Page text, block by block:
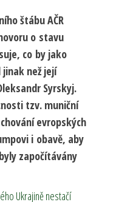
štábu AČR
o stavu
co by jako
než její
Syrskyj.
tzv. muniční
evropských
i obavě, aby
započítávány